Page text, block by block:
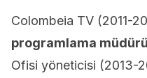
Colombeia TV (2011-
programlama müdürü
Ofisi yöneticisi (2013-